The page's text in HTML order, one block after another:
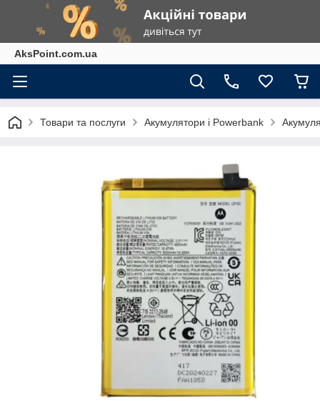
AksPoint.com.ua
Товари та послуги Акумулятори і Powerbank